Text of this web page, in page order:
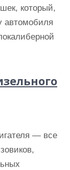
который,
автомобиля
— все